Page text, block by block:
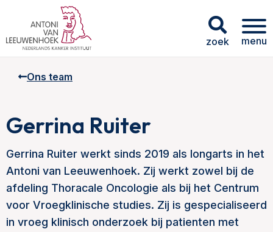
zoek menu
Ons team
Gerrina Ruiter
Gerrina Ruiter werkt sinds 2019 als longarts in het
Antoni van Leeuwenhoek. Zij werkt zowel bij de
afdeling Thoracale Oncologie als bij het Centrum
voor Vroegklinische studies. Zij is gespecialiseerd
in vroeg klinisch onderzoek bij patienten met